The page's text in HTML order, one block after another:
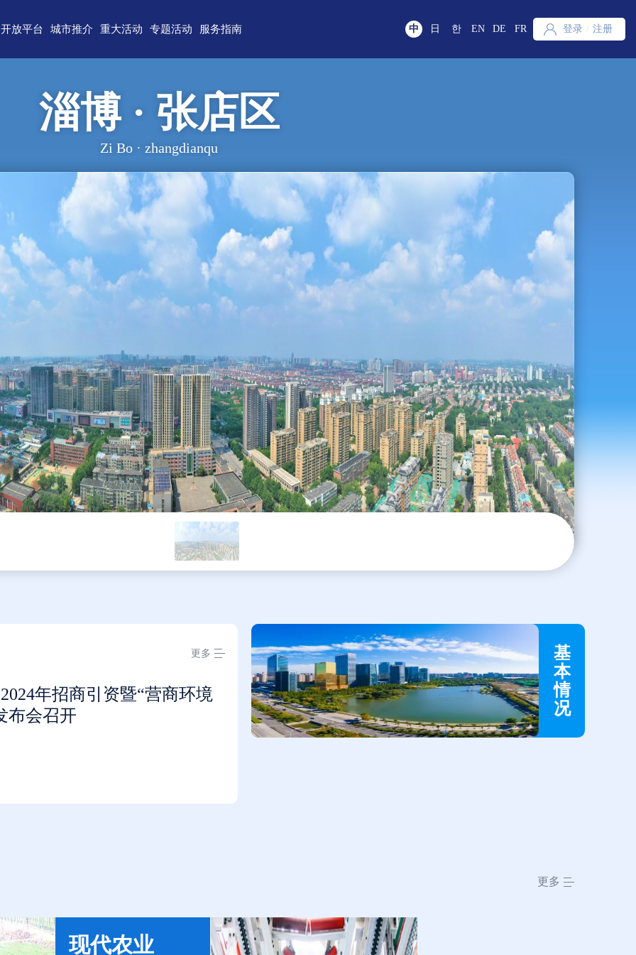
开放平台
)自由贸易试验区
技术）开发区
织地方经贸合作示范区
城市推介
济南 青岛
东营 烟台
日照
临沂
菏泽
重大活动 专题活动
重点区域招商
直播山东
云招商
云路演
服务指南
政务服务
联络我们
意见建议
中 日 한 EN DE FR 登录 / 注册
淄博 · 张店区
Zi Bo · zhangdianqu
更多
年招商引资暨“营商环境
布会召开
基
本
情
况
更多
现代农业